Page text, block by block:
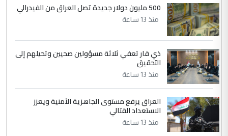
500 مليون دولار جديدة تصل العراق من الفيدرالي
منذ 13 ساعة
ذي قار تعفي ثلاثة مسؤولين صحيين وتحيلهم إلى
التحقيق
منذ 13 ساعة
العراق يرفع مستوى الجاهزية الأمنية ويعزز
الاستعداد القتالي
منذ 13 ساعة